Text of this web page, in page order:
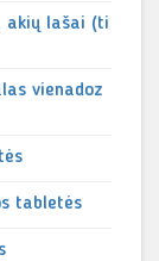
akių lašai (ti
vienadoz
tabletės